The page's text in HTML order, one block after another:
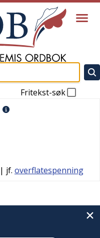
Fritekst-søk
| jf. overflatespenning